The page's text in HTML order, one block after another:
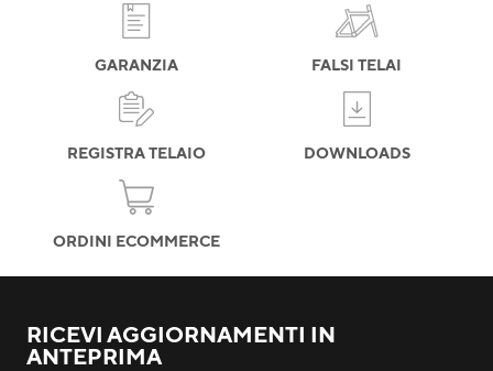
GARANZIA FALSI TELAI
REGISTRA TELAIO DOWNLOADS
ORDINI ECOMMERCE
RICEVI AGGIORNAMENTI IN
ANTEPRIMA